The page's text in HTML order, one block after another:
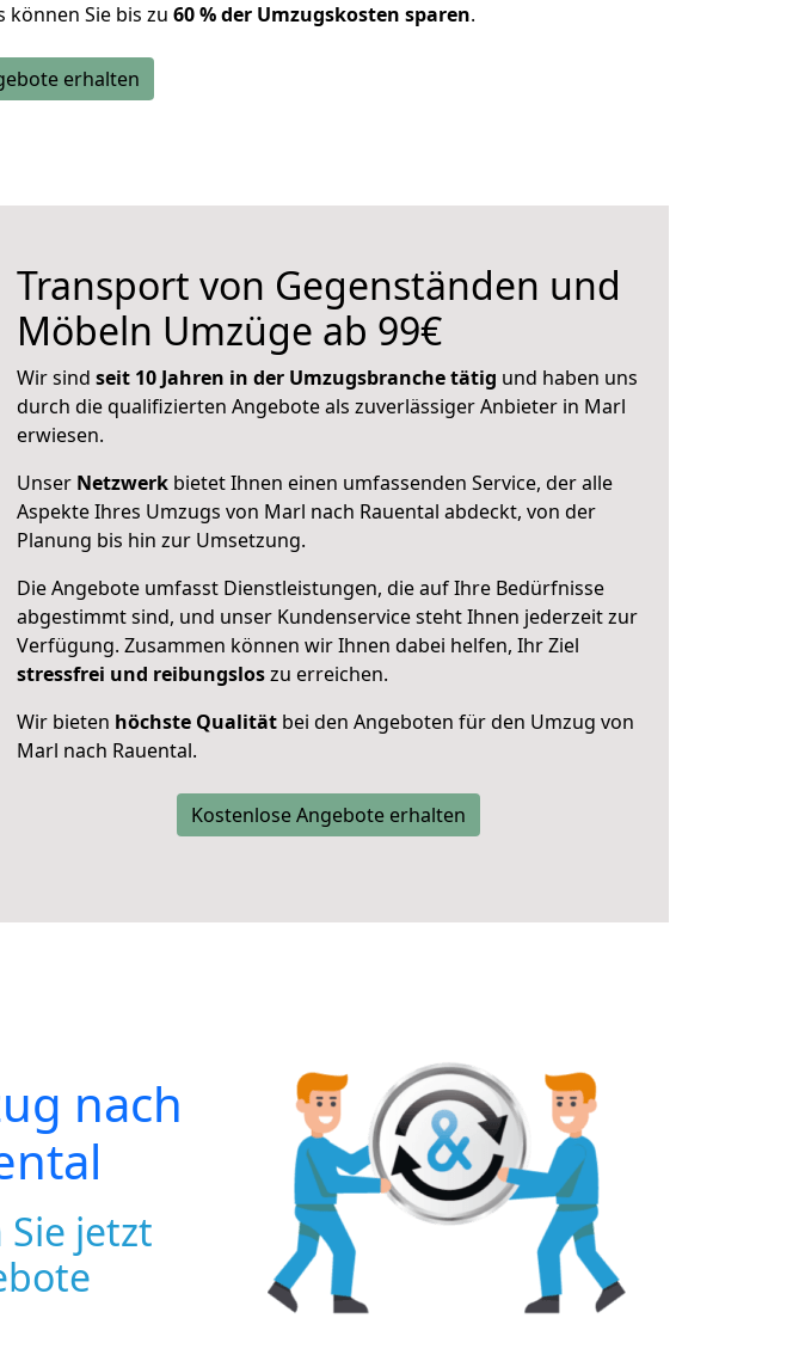
Sie bis zu 60 % der Umzugskosten sparen.
erhalten
Transport von Gegenständen und
Möbeln Umzüge ab 99€
Wir sind seit 10 Jahren in der Umzugsbranche tätig und haben uns
durch die qualifizierten Angebote als zuverlässiger Anbieter in Marl
erwiesen.
Unser Netzwerk bietet Ihnen einen umfassenden Service, der alle
Aspekte Ihres Umzugs von Marl nach Rauental abdeckt, von der
Planung bis hin zur Umsetzung.
Die Angebote umfasst Dienstleistungen, die auf Ihre Bedürfnisse
abgestimmt sind, und unser Kundenservice steht Ihnen jederzeit zur
Verfügung. Zusammen können wir Ihnen dabei helfen, Ihr Ziel
stressfrei und reibungsloszu erreichen.
Wir bieten höchste Qualität bei den Angeboten für den Umzug von
Marl nach Rauental.
Kostenlose Angebote erhalten
nach
jetzt